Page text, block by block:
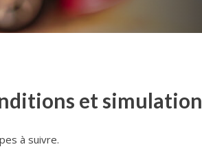
et simulation
à suivre.